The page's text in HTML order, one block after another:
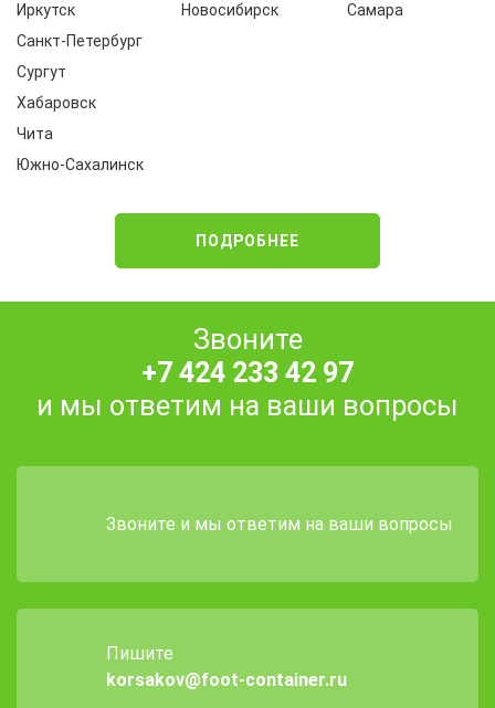
Иркутск
Новосибирск
Самара
Санкт-Петербург
Сургут
Хабаровск
Чита
Южно-Сахалинск
ПОДРОБНЕЕ
Звоните
+7 424 233 42 97
и мы ответим на ваши вопросы
Звоните и мы ответим на ваши вопросы
Пишите
korsakov@foot-container.ru